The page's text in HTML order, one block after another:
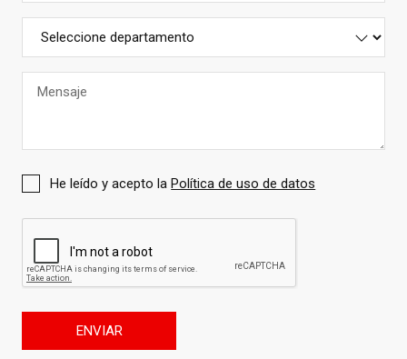
He leído y acepto laPolítica de uso de datos
ENVIAR